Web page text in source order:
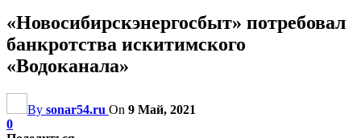
«Новосибирскэнергосбыт» потребовал
банкротства искитимского
«Водоканала»
By sonar54.ru On 9 Май, 2021
0